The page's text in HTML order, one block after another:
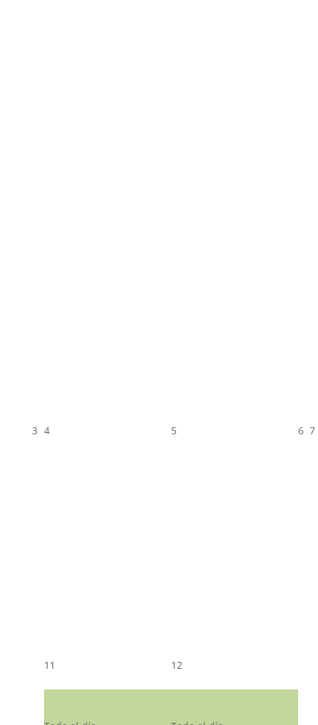
3 4 5 6 7
11 12